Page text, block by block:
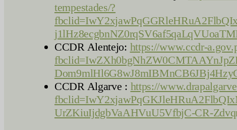
tempestades/?
CCDR Alentejo: https://www.ccdr-
CCDR Algarve : https://
UrZKiuIjdgbVaAHVuU5VfbjC-CR-